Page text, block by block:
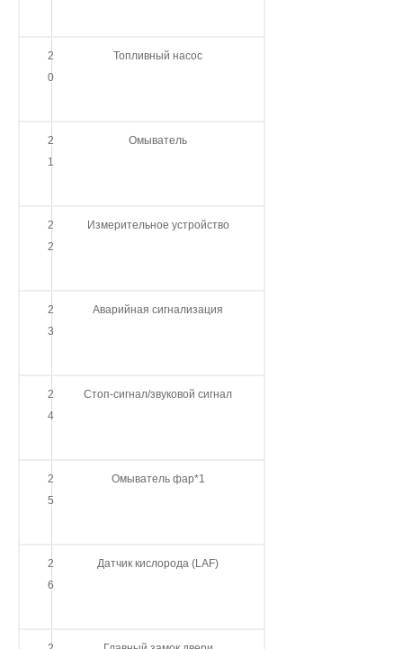
2
0
Топливный насос
2
1
Омыватель
2
2
Измерительное устройство
2
3
Аварийная сигнализация
2
4
Стоп-сигнал/звуковой сигнал
2
5
Омыватель фар*1
2
6
Датчик кислорода (LAF)